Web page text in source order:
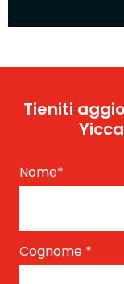
Tieniti
Nome*
Cognome *